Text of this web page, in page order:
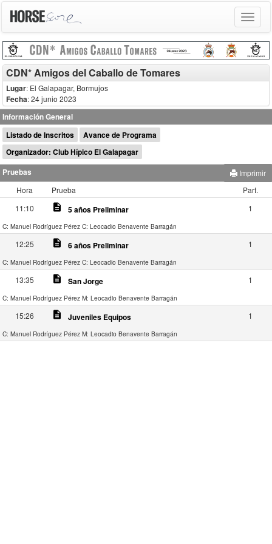
Toggle
CDN* Amigos del Caballo de Tomares
Lugar: El Galapagar, Bormujos
Fecha: 24 junio 2023
Información General
Listado de Inscritos
Avance de Programa
Organizador: Club Hípico El Galapagar
Pruebas
Imprimir
Hora
Prueba
Part.
11:10
description 5 años Preliminar 1
C: Manuel Rodríguez Pérez C: Leocadio Benavente Barragán
12:25 description 6 años Preliminar 1
C: Manuel Rodríguez Pérez C: Leocadio Benavente Barragán
13:35 description San Jorge 1
C: Manuel Rodríguez Pérez M: Leocadio Benavente Barragán
15:26 description Juveniles Equipos 1
C: Manuel Rodríguez Pérez M: Leocadio Benavente Barragán